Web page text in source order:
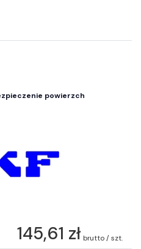
powierzch
145,61 zł brutto / szt.